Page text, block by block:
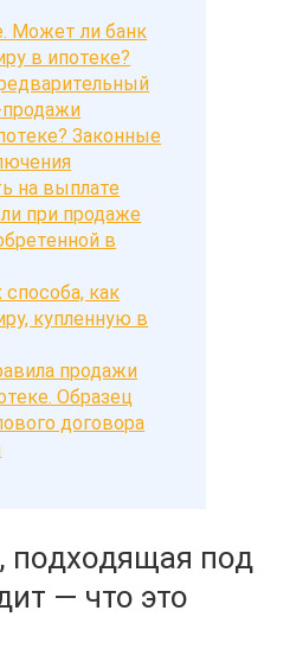
Может ли банк
в ипотеке?
продажи
Законные
на выплате
при продаже
в
как
купленную в
продажи
Образец
договора
подходящая под
— что это